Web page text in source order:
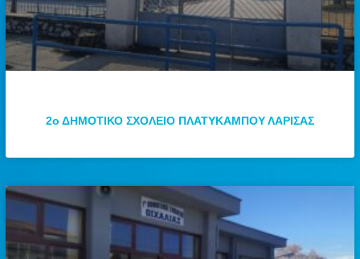
2ο ΔΗΜΟΤΙΚΟ ΣΧΟΛΕΙΟ ΠΛΑΤΥΚΑΜΠΟΥ ΛΑΡΙΣΑΣ